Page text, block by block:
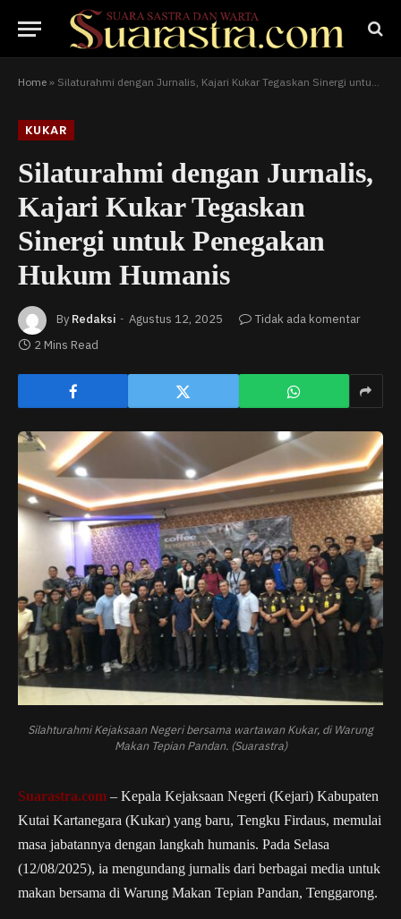
Home » Silaturahmi dengan Jurnalis, Kajari Kukar Tegaskan Sinergi untuk Penegakan Hukum Humanis
KUKAR
Silaturahmi dengan Jurnalis,
Kajari Kukar Tegaskan
Sinergi untuk Penegakan
Hukum Humanis
By Redaksi Agustus 12, 2025
Tidak ada komentar
2 Mins Read
Silahturahmi Kejaksaan Negeri bersama wartawan Kukar, di Warung
Makan Tepian Pandan. (Suarastra)
Suarastra.com – Kepala Kejaksaan Negeri (Kejari) Kabupaten
Kutai Kartanegara (Kukar) yang baru, Tengku Firdaus, memulai
masa jabatannya dengan langkah humanis. Pada Selasa
(12/08/2025), ia mengundang jurnalis dari berbagai media untuk
makan bersama di Warung Makan Tepian Pandan, Tenggarong.